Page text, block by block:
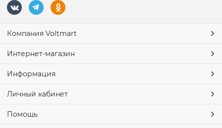
Компания Voltmart
Интернет-магазин
Информация
Личный кабинет
Помощь